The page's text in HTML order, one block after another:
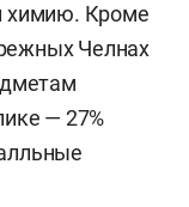
химию. Кроме
Челнах
— 27%